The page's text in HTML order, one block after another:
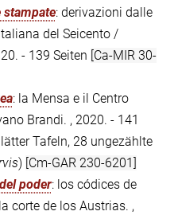
stampate: derivazioni dalle
del Seicento /
- 139 Seiten [Ca-MIR 30-
: la Mensa e il Centro
Brandi. , 2020. - 141
Tafeln, 28 ungezählte
) [Cm-GAR 230-6201]
poder: los códices de
corte de los Austrias. ,